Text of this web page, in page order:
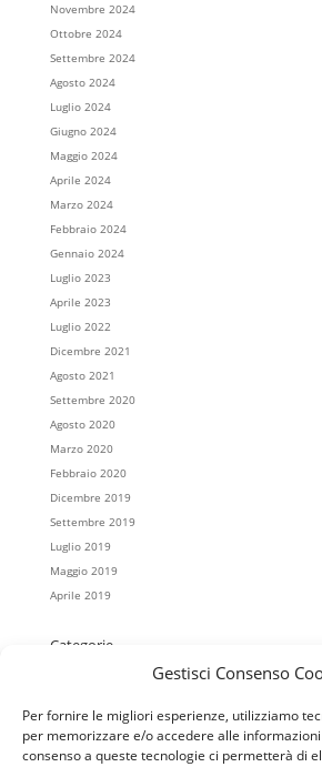
Gestisci Consenso
Per fornire le migliori esperienze, utilizziamo
per memorizzare e/o accedere alle
consenso a queste tecnologie ci permetterà di
Novembre 2024
Ottobre 2024
Settembre 2024
Agosto 2024
Luglio 2024
Giugno 2024
Maggio 2024
Aprile 2024
Marzo 2024
Febbraio 2024
Gennaio 2024
Luglio 2023
Aprile 2023
Luglio 2022
Dicembre 2021
Agosto 2021
Settembre 2020
Agosto 2020
Marzo 2020
Febbraio 2020
Dicembre 2019
Settembre 2019
Luglio 2019
Maggio 2019
Aprile 2019
Categorie
Cristo Re